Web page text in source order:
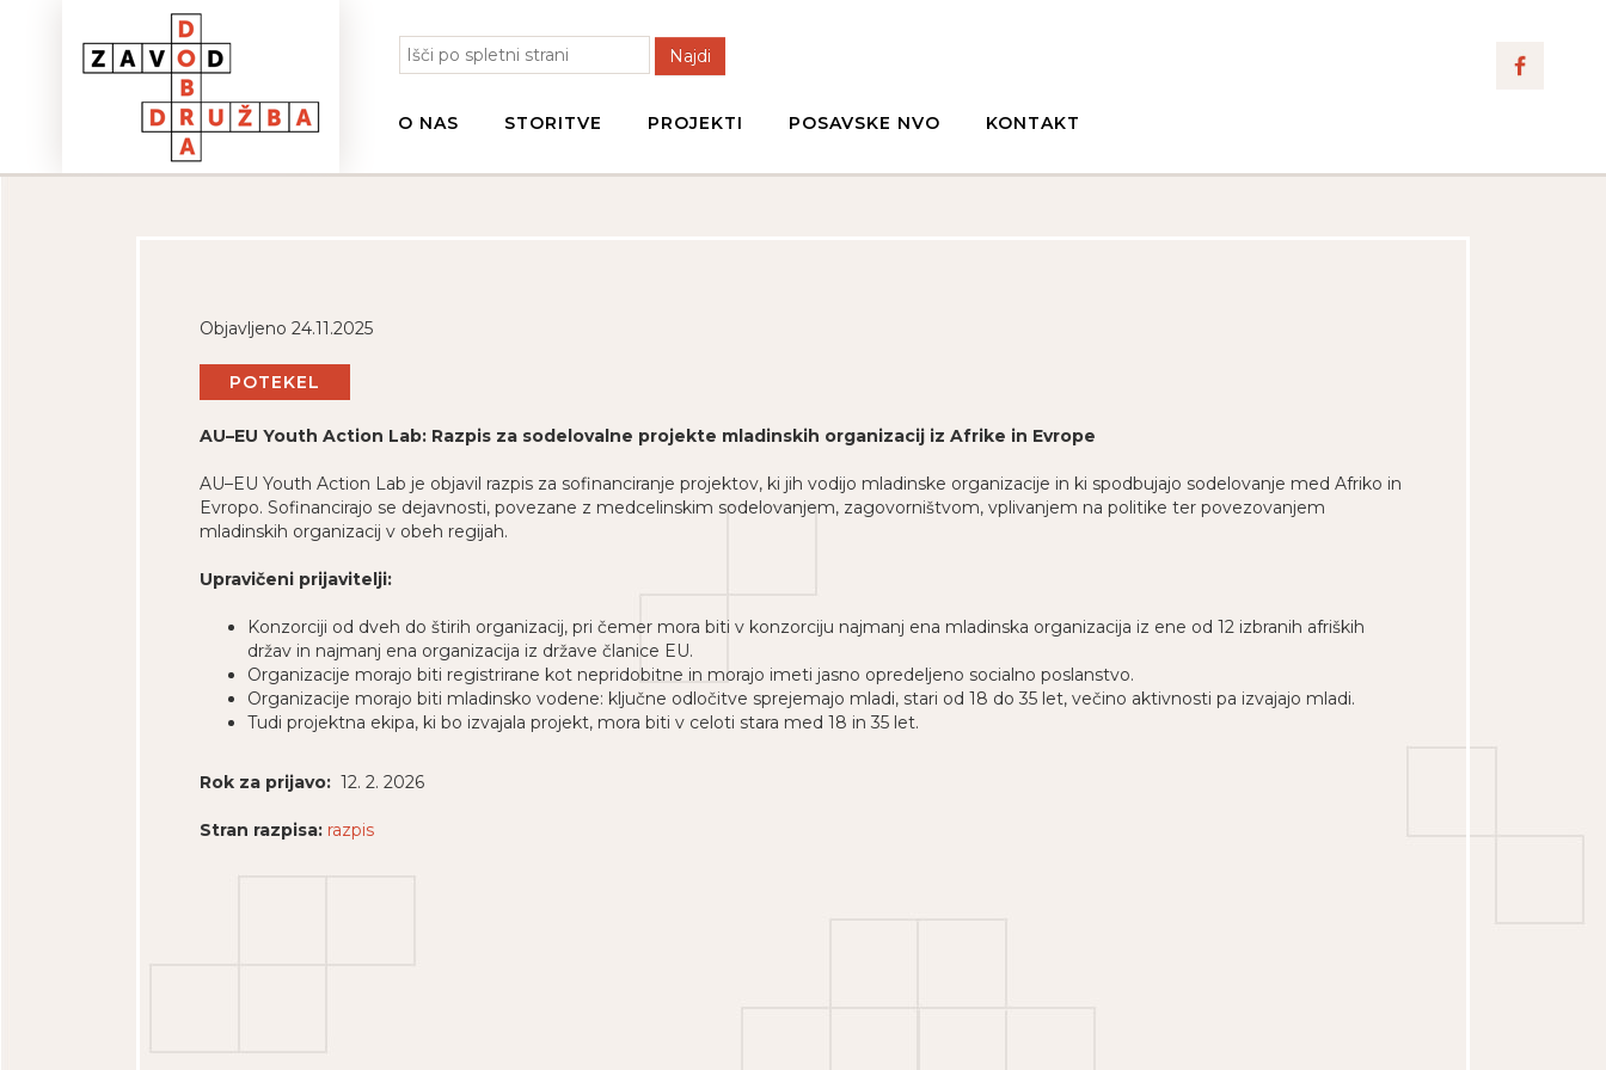
Najdi
O NAS STORITVE PROJEKTI POSAVSKE NVO KONTAKT
Objavljeno 24.11.2025
POTEKEL
AU–EU Youth Action Lab: Razpis za sodelovalne projekte mladinskih organizacij iz Afrike in Evrope
AU–EU Youth Action Lab je objavil razpis za sofinanciranje projektov, ki jih vodijo mladinske organizacije in ki spodbujajo sodelovanje med Afriko in
Evropo. Sofinancirajo se dejavnosti, povezane z medcelinskim sodelovanjem, zagovorništvom, vplivanjem na politike ter povezovanjem
mladinskih organizacij v obeh regijah.
Upravičeni prijavitelji:
Konzorciji od dveh do štirih organizacij, pri čemer mora biti v konzorciju najmanj ena mladinska organizacija iz ene od 12 izbranih afriških
držav in najmanj ena organizacija iz države članice EU.
Organizacije morajo biti registrirane kot nepridobitne in morajo imeti jasno opredeljeno socialno poslanstvo.
Organizacije morajo biti mladinsko vodene: ključne odločitve sprejemajo mladi, stari od 18 do 35 let, večino aktivnosti pa izvajajo mladi.
Tudi projektna ekipa, ki bo izvajala projekt, mora biti v celoti stara med 18 in 35 let.
Rok za prijavo: 12. 2. 2026
Stran razpisa: razpis